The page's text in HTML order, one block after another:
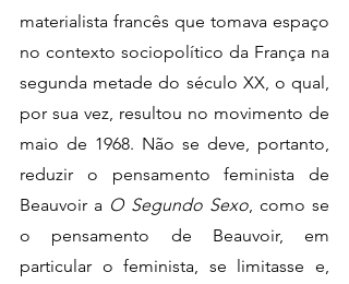
materialista francês que tomava espaço
no contexto sociopolítico da França na
segunda metade do século XX, o qual,
por sua vez, resultou no movimento de
maio de 1968. Não se deve, portanto,
reduzir o pensamento feminista de
Beauvoir a O Segundo Sexo, como se
o pensamento de Beauvoir, em
particular o feminista, se limitasse e,